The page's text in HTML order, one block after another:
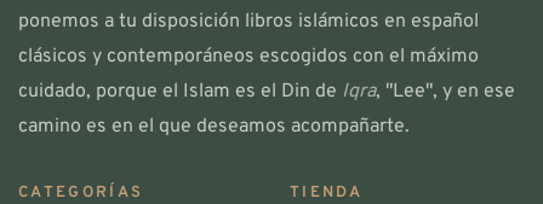
ponemos a tu disposición libros islámicos en español
clásicos y contemporáneos escogidos con el máximo
cuidado, porque el Islam es el Din de Iqra, "Lee", y en ese
camino es en el que deseamos acompañarte.
CATEGORÍAS TIENDA